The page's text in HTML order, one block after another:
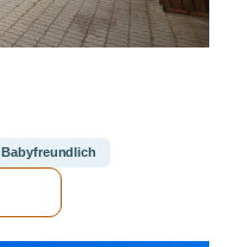
Babyfreundlich